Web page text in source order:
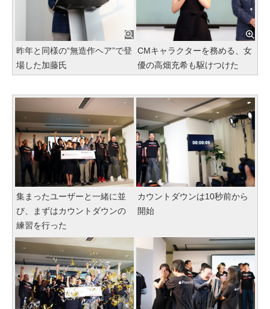
昨年と同様の“無造作ヘア”で登
場した加藤氏
CMキャラクターを務める、女
優の高畑充希も駆けつけた
集まったユーザーと一緒に並
び、まずはカウントダウンの
練習を行った
カウントダウンは10秒前から
開始